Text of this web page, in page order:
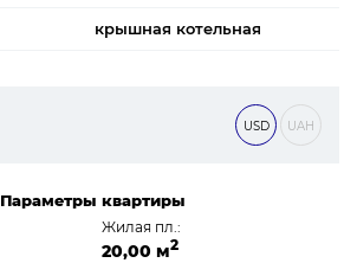
крышная котельная
USD UAH
Параметры квартиры
Жилая пл.:
20,00 м2